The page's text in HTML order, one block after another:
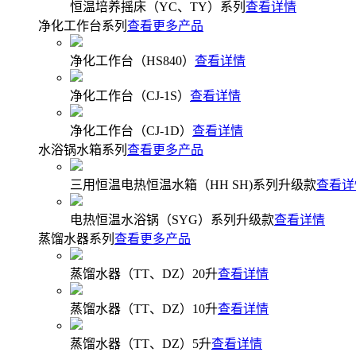
恒温培养摇床（YC、TY）系列 查看详情
净化工作台系列 查看更多产品
净化工作台（HS840） 查看详情
净化工作台（CJ-1S） 查看详情
净化工作台（CJ-1D） 查看详情
水浴锅水箱系列 查看更多产品
三用恒温电热恒温水箱（HH SH)系列升级款查看
电热恒温水浴锅（SYG）系列升级款查看详情
蒸馏水器系列 查看更多产品
蒸馏水器（TT、DZ）20升查看详情
蒸馏水器（TT、DZ）10升查看详情
蒸馏水器（TT、DZ）5升查看详情